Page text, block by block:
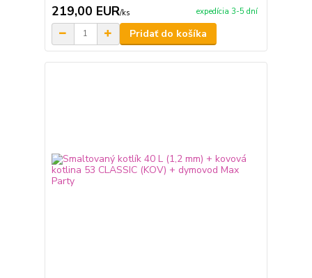
219,00 EUR/ks expedícia 3-5 dní
Pridať do košíka